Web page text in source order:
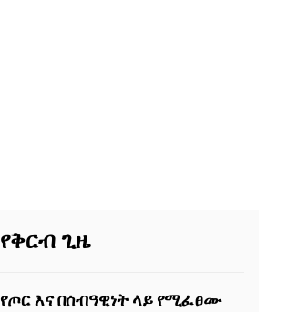
የቅርብ ጊዜ
የጦር እና በሰብዓዊነት ላይ የሚፈፀሙ